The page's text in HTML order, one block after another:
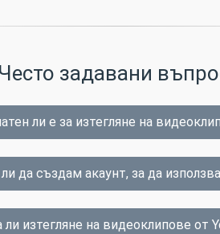
Често задавани
ли е за изтегляне на
да създам акаунт, за да
изтегляне на видеоклипове от